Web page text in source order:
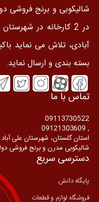
شالیکوبی و برنج فروشی
در 2 کارخانه در
آبادی، تلاش می نماید
بسته بندی و ارسال نماید.
تماس با ما
09113730522
, 09121303609
شالیکوبی مدرن و برنج فروشی
دسترسی سریع
پایگاه دانش
فروشگاه لوازم و قطعات